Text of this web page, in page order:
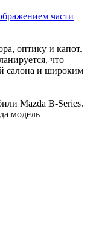
части
оптику и капот.
что
салона и широким
Mazda B-Series.
модель